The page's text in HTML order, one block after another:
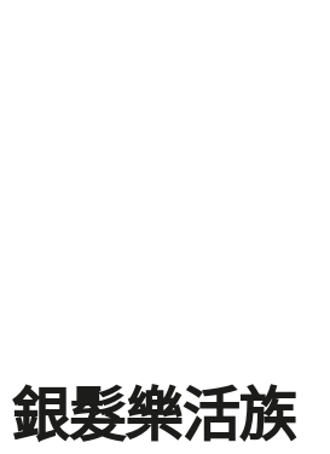
銀髮樂活族